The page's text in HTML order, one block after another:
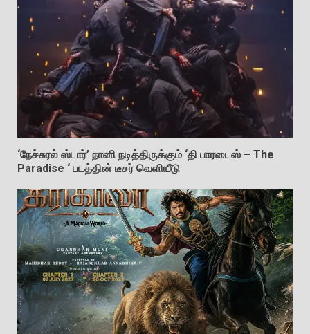
‘நேச்சுரல் ஸ்டார்’ நானி நடித்திருக்கும் ‘தி பாரடைஸ் – The
Paradise ‘ படத்தின் டீசர் வெளியீடு